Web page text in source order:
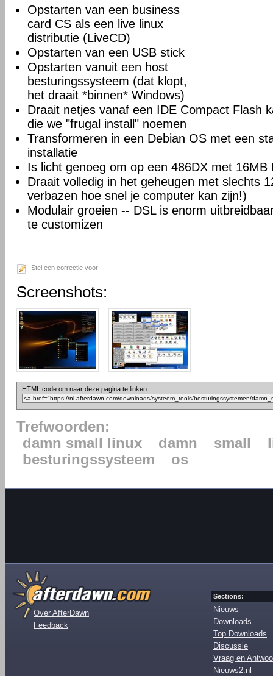
Opstarten van een business
card CS als een live linux
distributie (LiveCD)
Opstarten van een USB stick
Opstarten vanuit een host
besturingssysteem (dat klopt,
het draait *binnen* Windows)
Draait netjes vanaf een IDE Compact Flash
die we "frugal install" noemen
Transformeren in een Debian OS met een
installatie
Is licht genoeg om op een 486DX met 16MB
Draait volledig in het geheugen met slechts
verbazen hoe snel je computer kan zijn!)
Modulair groeien -- DSL is enorm
te customizen
Stel een correctie voor
Screenshots:
HTML code om naar deze pagina te linken:
Trefwoorden:
damn small linux
damn small
besturingssysteem
os
Over AfterDawn
Feedback
Sections:
Nieuws
Downloads
Top Downloads
Discussie
Vraag en
Nieuws2.nl